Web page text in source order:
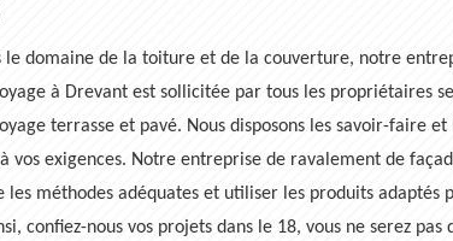
le domaine de la toiture et de la couverture, notre
à Drevant est sollicitée par tous les propriétaires
terrasse et pavé. Nous disposons les savoir-faire
vos exigences. Notre entreprise de ravalement de
les méthodes adéquates et utiliser les produits
confiez-nous vos projets dans le 18, vous ne serez pas